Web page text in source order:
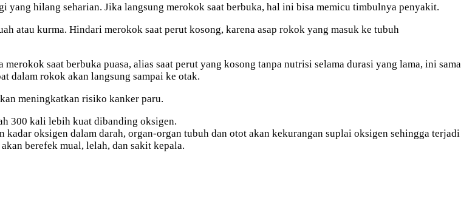
yang hilang seharian. Jika langsung merokok saat berbuka, hal ini bisa memicu timbulnya penyakit.
atau kurma. Hindari merokok saat perut kosong, karena asap rokok yang masuk ke tubuh
saat berbuka puasa, alias saat perut yang kosong tanpa nutrisi selama durasi yang lama, ini sama
dalam rokok akan langsung sampai ke otak.
meningkatkan risiko kanker paru.
300 kali lebih kuat dibanding oksigen.
oksigen dalam darah, organ-organ tubuh dan otot akan kekurangan suplai oksigen sehingga terjadi
berefek mual, lelah, dan sakit kepala.